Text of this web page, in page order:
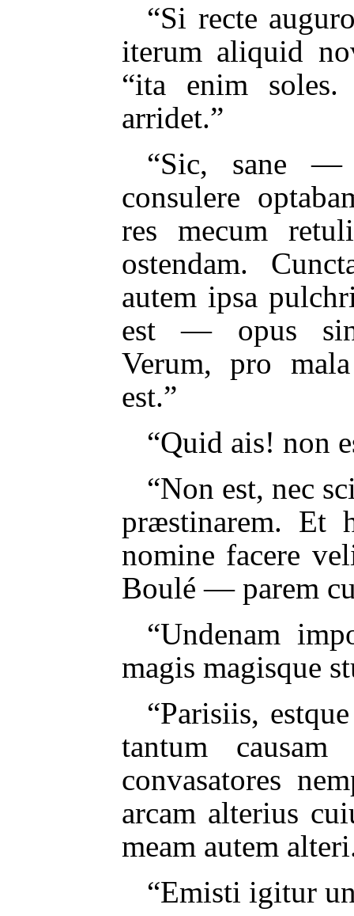
“Si recte
iterum aliquid
“ita enim
arridet.”
“Sic, sane
consulere
res mecum
ostendam.
autem ipsa
est — opus
Verum, pro
est.”
“Quid ais! non
“Non est, nec
præstinarem. Et
nomine facere
Boulé — parem
“Undenam
magis magisque
“Parisiis,
tantum
convasatores
arcam alterius
meam autem
“Emisti igitur